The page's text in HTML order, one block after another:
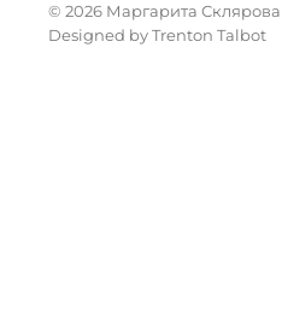
© 2026 Маргарита Склярова
Designed byTrenton Talbot